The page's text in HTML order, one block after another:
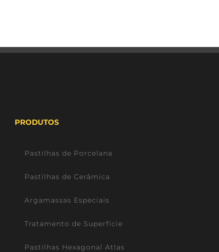
PRODUTOS
Pastilhas de Porcelana
Pastilhas de Cerâmica
Argamassas Especiais
Tratamento de Superfície
Pastilhas Hexagonal Atlas